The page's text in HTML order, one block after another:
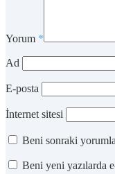
Yorum *
Ad
E-posta
İnternet sitesi
Beni sonraki
Beni yeni yazılarda